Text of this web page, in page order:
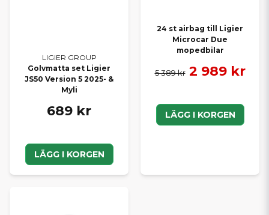
LIGIER GROUP
Golvmatta set Ligier
JS50 Version 5 2025- &
Myli
689 kr
LÄGG I KORGEN
24 st airbag till Ligier
Microcar Due
mopedbilar
5 389 kr 2 989 kr
LÄGG I KORGEN